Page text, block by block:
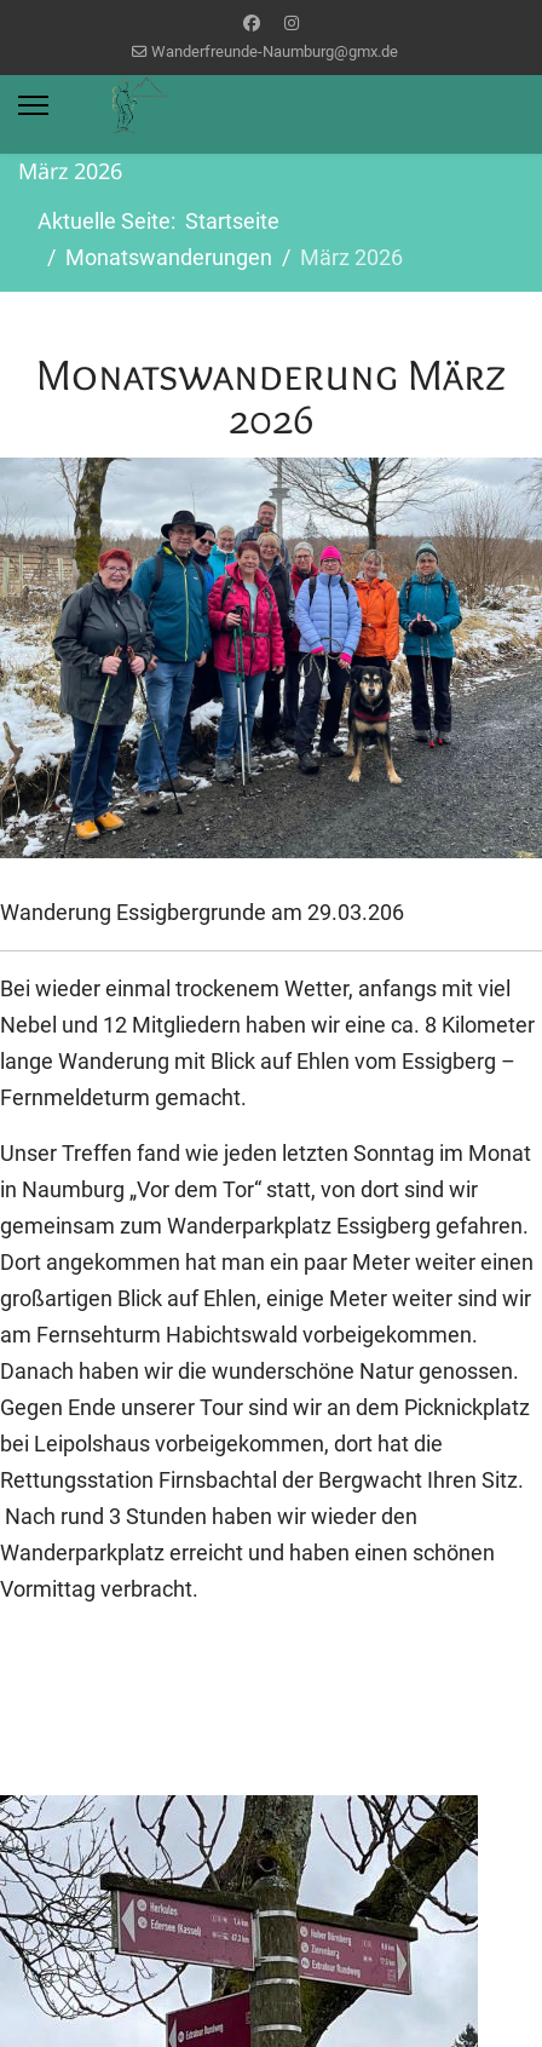
Wanderfreunde-Naumburg@gmx.de
März 2026
Aktuelle Seite: Startseite
Monatswanderungen
März 2026
Monatswanderung März
2026
Wanderung Essigbergrunde am 29.03.206
Bei wieder einmal trockenem Wetter, anfangs mit viel
Nebel und 12 Mitgliedern haben wir eine ca. 8 Kilometer
lange Wanderung mit Blick auf Ehlen vom Essigberg –
Fernmeldeturm gemacht.
Unser Treffen fand wie jeden letzten Sonntag im Monat
in Naumburg „Vor dem Tor“ statt, von dort sind wir
gemeinsam zum Wanderparkplatz Essigberg gefahren.
Dort angekommen hat man ein paar Meter weiter einen
großartigen Blick auf Ehlen, einige Meter weiter sind wir
am Fernsehturm Habichtswald vorbeigekommen.
Danach haben wir die wunderschöne Natur genossen.
Gegen Ende unserer Tour sind wir an dem Picknickplatz
bei Leipolshaus vorbeigekommen, dort hat die
Rettungsstation Firnsbachtal der Bergwacht Ihren Sitz.
Nach rund 3 Stunden haben wir wieder den
Wanderparkplatz erreicht und haben einen schönen
Vormittag verbracht.